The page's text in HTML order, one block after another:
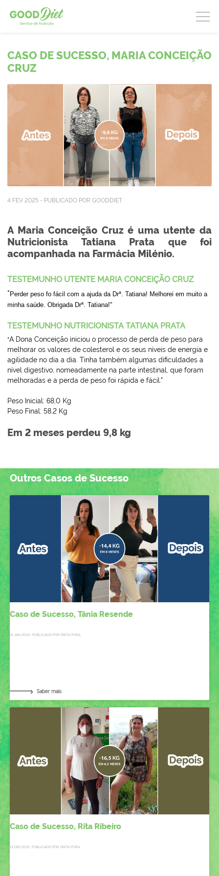
CASO DE SUCESSO, MARIA CONCEIÇÃO
CRUZ
4 FEV 2025 - PUBLICADO POR GOODDIET
A Maria Conceição Cruz é uma utente da
Nutricionista Tatiana Prata que foi
acompanhada na Farmácia Milénio.
TESTEMUNHO UTENTE MARIA CONCEIÇÃO CRUZ
" Perder peso fo fácil com a ajuda da Drª. Tatiana! Melhorei em muito a
minha saúde. Obrigada Drª. Tatiana!"
TESTEMUNHO NUTRICIONISTA TATIANA PRATA
"A Dona Conceição iniciou o processo de perda de peso para
melhorar os valores de colesterol e os seus níveis de energia e
agilidade no dia a dia. Tinha também algumas dificuldades a
nível digestivo, nomeadamente na parte intestinal, que foram
melhoradas e a perda de peso foi rápida e fácil."
Peso Inicial: 68,0 Kg
Peso Final: 58,2 Kg
Em 2 meses perdeu 9,8 kg
Outros Casos de Sucesso
Caso de Sucesso, Tânia Resende
14 JAN 2022- PUBLICADO POR DIETA PURA
Saber mais
Caso de Sucesso, Rita Ribeiro
13 DEZ 2021- PUBLICADO POR DIETA PURA